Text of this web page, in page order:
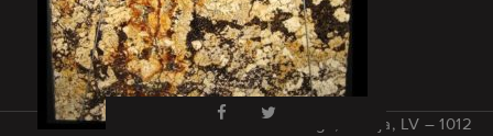
Rīga, Latvija, LV – 1012